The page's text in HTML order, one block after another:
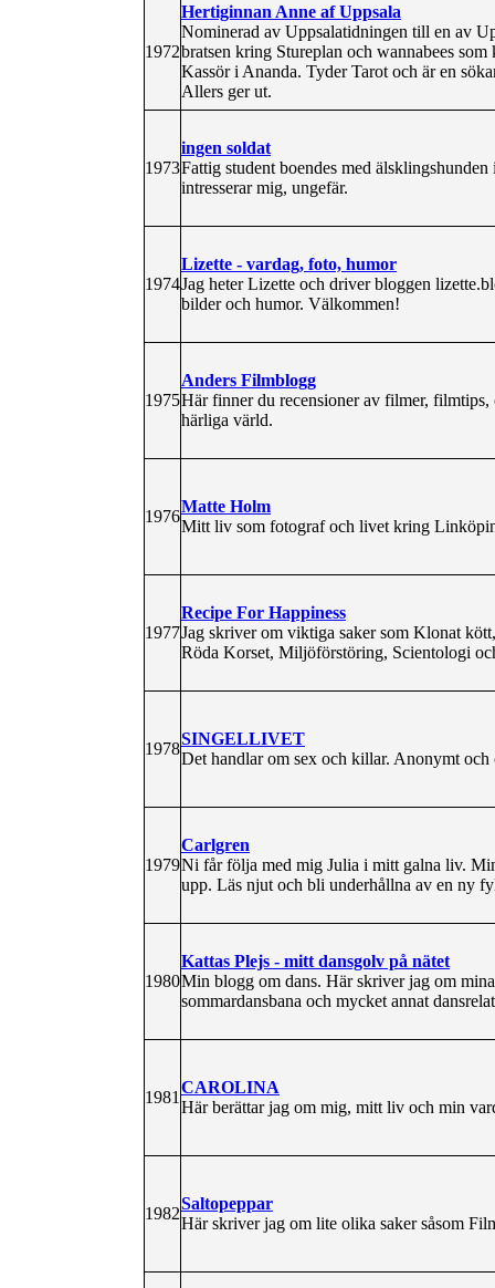
1972
Hertiginnan Anne af Uppsala
Nominerad av Uppsalatidningen till en av
bratsen kring Stureplan och wannabees
Kassör i Ananda. Tyder Tarot och är en
Allers ger ut.
1973
ingen soldat
Fattig student boendes med
intresserar mig, ungefär.
1974
Lizette - vardag, foto, humor
Jag heter Lizette och driver bloggen
bilder och humor. Välkommen!
1975
Anders Filmblogg
Här finner du recensioner av filmer,
härliga värld.
1976
Matte Holm
Mitt liv som fotograf och livet kring
1977
Recipe For Happiness
Jag skriver om viktiga saker som Klonat
Röda Korset, Miljöförstöring, Scientologi
1978
SINGELLIVET
Det handlar om sex och killar. Anonymt
1979
Carlgren
Ni får följa med mig Julia i mitt galna liv.
upp. Läs njut och bli underhållna av en ny
1980
Kattas Plejs - mitt dansgolv på nätet
Min blogg om dans. Här skriver jag om
sommardansbana och mycket annat
1981
CAROLINA
Här berättar jag om mig, mitt liv och min
1982
Saltopeppar
Här skriver jag om lite olika saker såsom